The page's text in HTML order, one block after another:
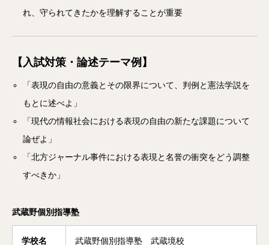
れ、守られてきたかを理解することが重要
【入試対策・論述テーマ例】
「表現の自由の意義とその限界について、判例と憲法学説を
もとに述べよ」
「現代の情報社会における表現の自由の新たな課題について
論ぜよ」
「北方ジャーナル事件における表現と名誉の衝突をどう調整
すべきか」
武蔵野個別指導塾
学校名 武蔵野個別指導塾 武蔵境校